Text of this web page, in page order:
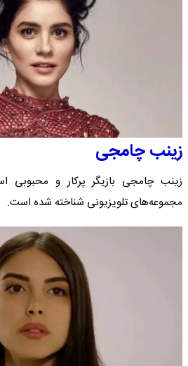
زینب چامجی
زینب چامجی بازیگر پرکار و محبوبی
مجموعه‌های تلویزیونی شناخته شده است.